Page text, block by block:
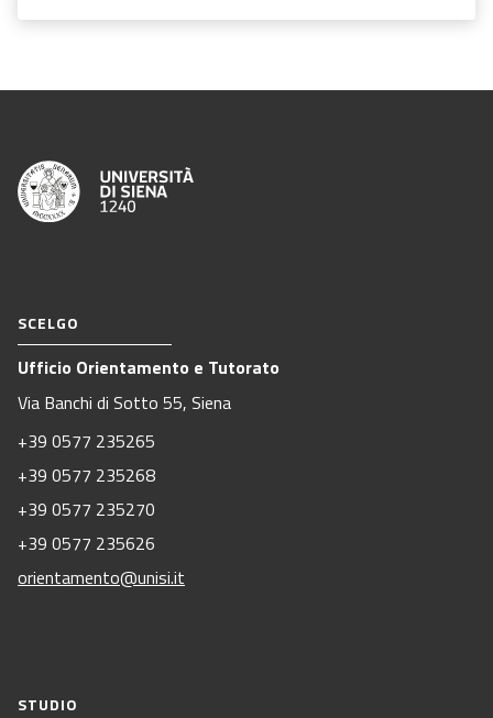
SCELGO
Ufficio Orientamento e Tutorato
Via Banchi di Sotto 55, Siena
+39 0577 235265
+39 0577 235268
+39 0577 235270
+39 0577 235626
orientamento@unisi.it
STUDIO